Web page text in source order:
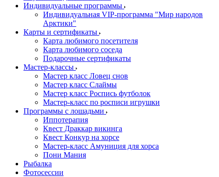
Индивидуальные программы
Индивидуальная VIP-программа "Мир народов
Арктики"
Карты и сертификаты
Карта любимого посетителя
Карта любимого соседа
Подарочные сертификаты
Мастер-классы
Мастер класс Ловец снов
Мастер класс Слаймы
Мастер класс Роспись футболок
Мастер-класс по росписи игрушки
Программы с лошадьми
Иппотерапия
Квест Драккар викинга
Квест Конкур на хорсе
Мастер-класс Амуниция для хорса
Пони Мания
Рыбалка
Фотосессии